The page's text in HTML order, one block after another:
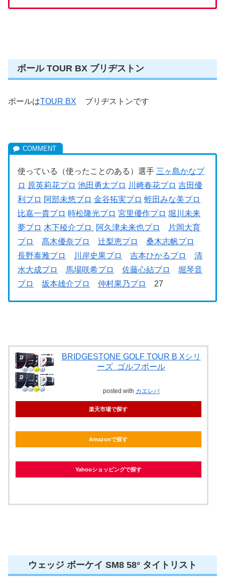
ボール TOUR BX ブリヂストン
ボールはTOUR BX ブリヂストンです
使っている（使ったことのある）選手 三ヶ島かなプ
ロ 原英莉花プロ 池田勇太プロ 川﨑春花プロ 吉田優
利プロ 阿部未悠プロ 金谷拓実プロ 蛭田みな美プロ
比嘉一貴プロ 時松隆光プロ 宮里優作プロ 堀川未来
夢プロ 木下稜介プロ 阿久津未来也プロ
片岡大育
プロ
髙木優奈プロ 辻梨恵プロ
桑木志帆プロ
長野泰雅プロ
川岸史果プロ 吉本ひかるプロ
清
水大成プロ
馬場咲希プロ 佐藤心結プロ
堀琴音
プロ
坂本雄介プロ 仲村果乃プロ 27
BRIDGESTONE GOLF TOUR B Xシリ
ーズ ゴルフボール
posted with カエレバ
楽天市場で探す
Amazonで探す
Yahooショッピングで探す
ウェッジ ボーケイ SM8 58° タイトリスト